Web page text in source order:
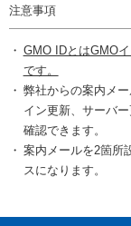
注意事項
GMO IDとはGMO
です。
弊社からの案内メ
イン更新、サーバ
確認できます。
案内メールを2箇所
スになります。